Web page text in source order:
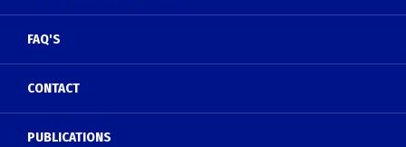
FAQ'S
CONTACT
PUBLICATIONS